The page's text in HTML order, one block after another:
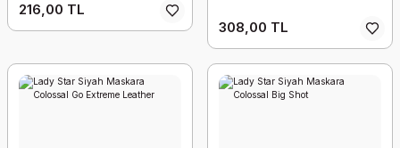
216,00 TL
308,00 TL